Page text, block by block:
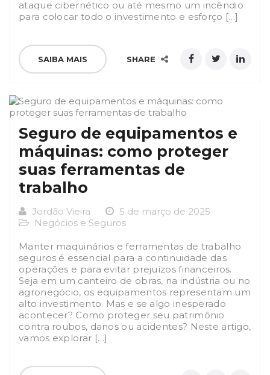
ataque cibernético ou até mesmo um incêndio
para colocar todo o investimento e esforço […]
SAIBA MAIS SHARE
Seguro de equipamentos e
máquinas: como proteger
suas ferramentas de
trabalho
Jordão Vieira
5 de março de 2025
Negócios e Seguros
Manter maquinários e ferramentas de trabalho
seguros é essencial para a continuidade das
operações e para evitar prejuízos financeiros.
Seja em um canteiro de obras, na indústria ou no
agronegócio, os equipamentos representam um
alto investimento. Mas e se algo inesperado
acontecer? Como proteger seu patrimônio
contra roubos, danos ou acidentes? Neste artigo,
vamos explorar […]